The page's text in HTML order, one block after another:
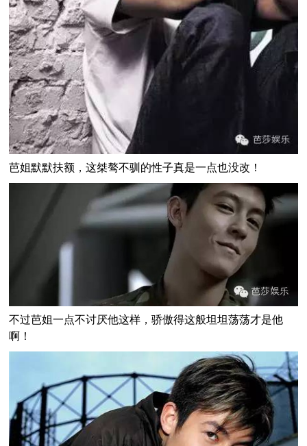
芭姐默默扶额，这桀骜不驯的性子真是一点也没改！
不过芭姐一点不讨厌他这样，骄傲得这般坦坦荡荡才是他
啊！